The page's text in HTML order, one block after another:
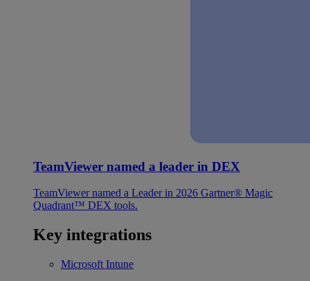
TeamViewer named a leader in DEX
TeamViewer named a Leader in 2026 Gartner® Magic
Quadrant™ DEX tools.
Key integrations
Microsoft Intune